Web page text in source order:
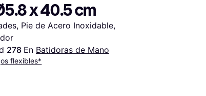
Wearables
Motorizados
de
x 40.5 cm
Pie de Acero Inoxidable,
278 En Batidoras de Mano
flexibles*